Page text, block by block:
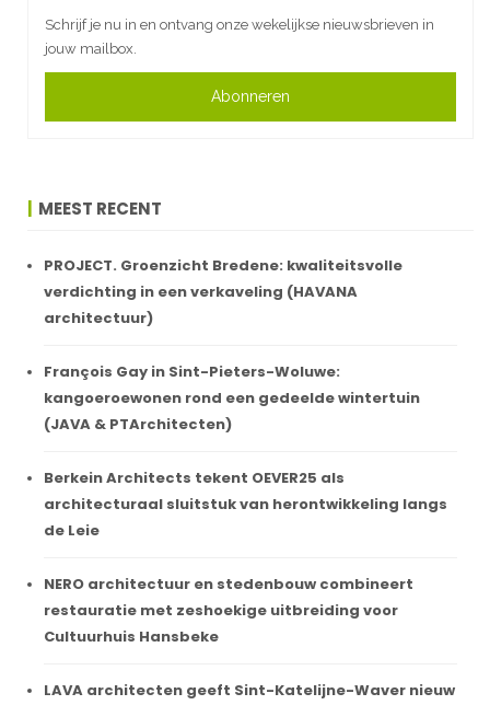
Schrijf je nu in en ontvang onze wekelijkse nieuwsbrieven in
jouw mailbox.
Abonneren
MEEST RECENT
PROJECT. Groenzicht Bredene: kwaliteitsvolle
verdichting in een verkaveling (HAVANA
architectuur)
François Gay in Sint-Pieters-Woluwe:
kangoeroewonen rond een gedeelde wintertuin
(JAVA & PTArchitecten)
Berkein Architects tekent OEVER25 als
architecturaal sluitstuk van herontwikkeling langs
de Leie
NERO architectuur en stedenbouw combineert
restauratie met zeshoekige uitbreiding voor
Cultuurhuis Hansbeke
LAVA architecten geeft Sint-Katelijne-Waver nieuw